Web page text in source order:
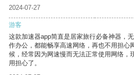
2024-07-27
游客
这款加速器app简直是居家旅行必备神器，
作办公，都能畅享高速网络，再也不用担心
候，经常因为网速慢而无法正常使用网络，
用担心了。